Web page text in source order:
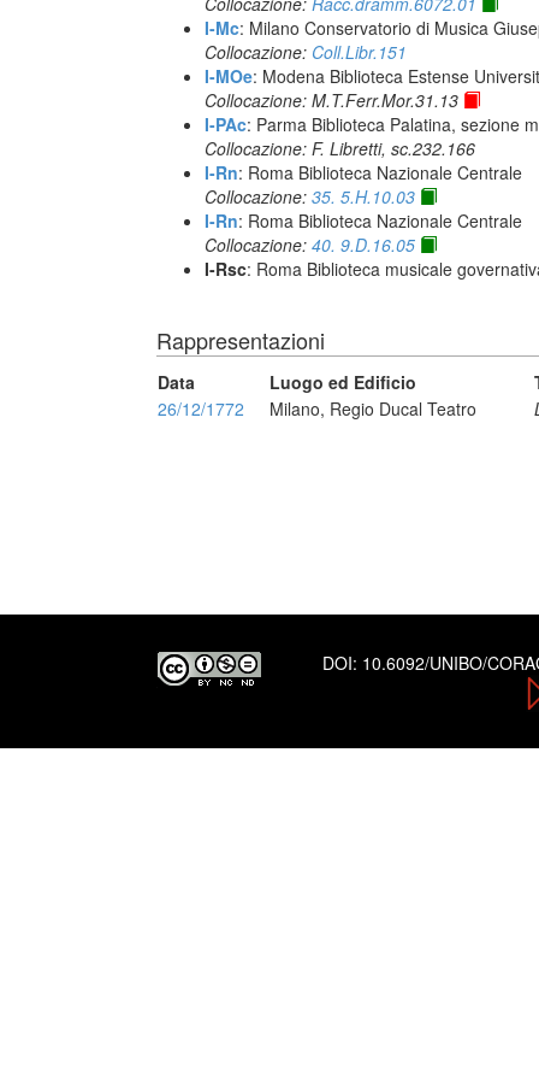
I-Mc: Milano Conservatorio di Musica
Collocazione: Coll.Libr.151
I-MOe: Modena Biblioteca Estense
Collocazione: M.T.Ferr.Mor.31.13
I-PAc: Parma Biblioteca Palatina, sezione
Collocazione: F. Libretti, sc.232.166
I-Rn: Roma Biblioteca Nazionale Centrale
Collocazione: 35. 5.H.10.03
I-Rn: Roma Biblioteca Nazionale Centrale
Collocazione: 40. 9.D.16.05
I-Rsc: Roma Biblioteca musicale
Rappresentazioni
Data Luogo ed Edificio
26/12/1772
Milano, Regio Ducal Teatro
DOI: 10.6092/UNIBO/